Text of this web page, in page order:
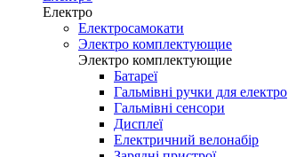
Електро
Електросамокати
Электро комплектующие
Электро комплектующие
Батареї
Гальмівні ручки для електро
Гальмівні сенсори
Дисплеї
Електричний велонабір